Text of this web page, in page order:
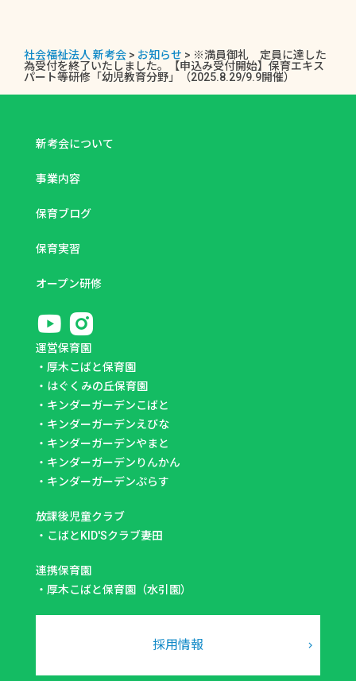
社会福祉法人 新考会 > お知らせ > ※満員御礼 定員に達した
為受付を終了いたしました。【申込み受付開始】保育エキス
パート等研修「幼児教育分野」（2025.8.29/9.9開催）
新考会について
事業内容
保育ブログ
保育実習
オープン研修
運営保育園
・ 厚木こばと保育園
・ はぐくみの丘保育園
・ キンダーガーデンこばと
・ キンダーガーデンえびな
・ キンダーガーデンやまと
・ キンダーガーデンりんかん
・ キンダーガーデンぷらす
放課後児童クラブ
・ こばとKID'Sクラブ妻田
連携保育園
・ 厚木こばと保育園（水引園）
採用情報